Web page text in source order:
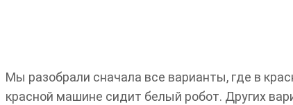
Мы разобрали сначала все варианты, где в
красной машине сидит белый робот. Других